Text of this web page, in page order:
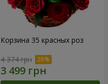
Корзина 35 красных роз
4 374 грн